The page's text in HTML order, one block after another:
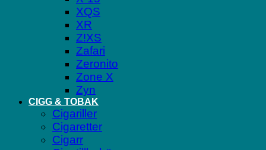
XQS
XR
Z!XS
Zafari
Zeronito
Zone X
Zyn
CIGG & TOBAK
Cigariller
Cigaretter
Cigarr